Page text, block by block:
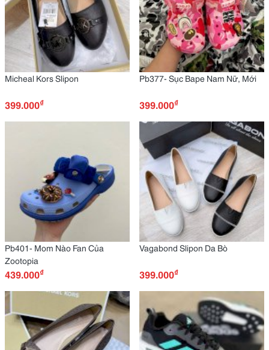
Micheal Kors Slipon
399.000₫
Pb377- Sục Bape Nam Nữ, Mới
399.000₫
Pb401- Mom Nào Fan Của
Zootopia
439.000₫
Vagabond Slipon Da Bò
399.000₫